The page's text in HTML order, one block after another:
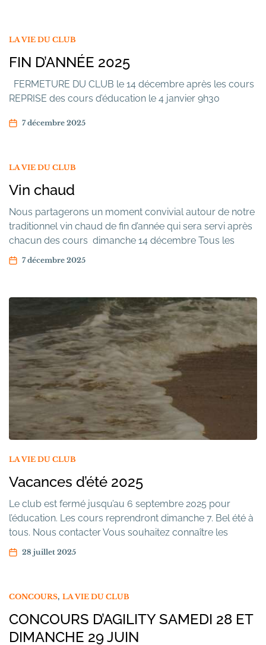
FIN D’ANNÉE 2025
LA VIE DU CLUB
FERMETURE DU CLUB le 14 décembre après les cours
REPRISE des cours d’éducation le 4 janvier 9h30
7 décembre 2025
Vin chaud
LA VIE DU CLUB
Nous partagerons un moment convivial autour de notre
traditionnel vin chaud de fin d’année qui sera servi après
chacun des cours dimanche 14 décembre Tous les
adhérents sont les bienvenus
7 décembre 2025
Vacances d’été 2025
LA VIE DU CLUB
Le club est fermé jusqu’au 6 septembre 2025 pour
l’éducation. Les cours reprendront dimanche 7. Bel été à
tous. Nous contacter Vous souhaitez connaître les
horaires et les tarifs ? Infos pratiques
28 juillet 2025
CONCOURS D’AGILITY SAMEDI 28 ET
DIMANCHE 29 JUIN
CONCOURS, LA VIE DU CLUB